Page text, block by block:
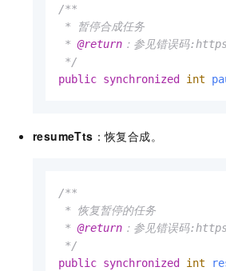
/**
* 暂停合成任务
* @return ：参见错误码
*/
public synchronized int
resumeTts ：恢复合成。
/**
* 恢复暂停的任务
* @return ：参见错误码
*/
public synchronized int